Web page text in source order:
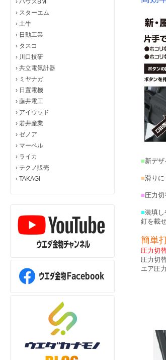
› ハウスBM
› スターエム
› 土牛
› 日動工業
› タスコ
› 川口技研
› 共立電気計器
› ミヤナガ
› 日置電機
› 藤井電工
› アイウッド
› 若井産業
› ゼノア
› マーベル
› ライカ
› テクノ販売
› TAKAGI
■新デ
■滑りに
■圧力
■装填し
釘を載
簡単
圧力切
圧力切
エア圧